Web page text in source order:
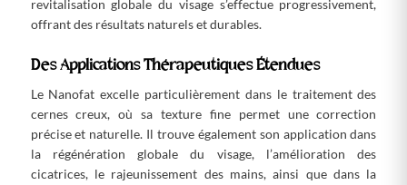
revitalisation globale du visage s’effectue progressivement,
offrant des résultats naturels et durables.
Des Applications Thérapeutiques Étendues
Le Nanofat excelle particulièrement dans le traitement des
cernes creux, où sa texture fine permet une correction
précise et naturelle. Il trouve également son application dans
la régénération globale du visage, l’amélioration des
cicatrices, le rajeunissement des mains, ainsi que dans la